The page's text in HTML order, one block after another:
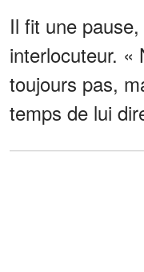
Il fit une
interlocuteur. «
toujours pas,
temps de lui